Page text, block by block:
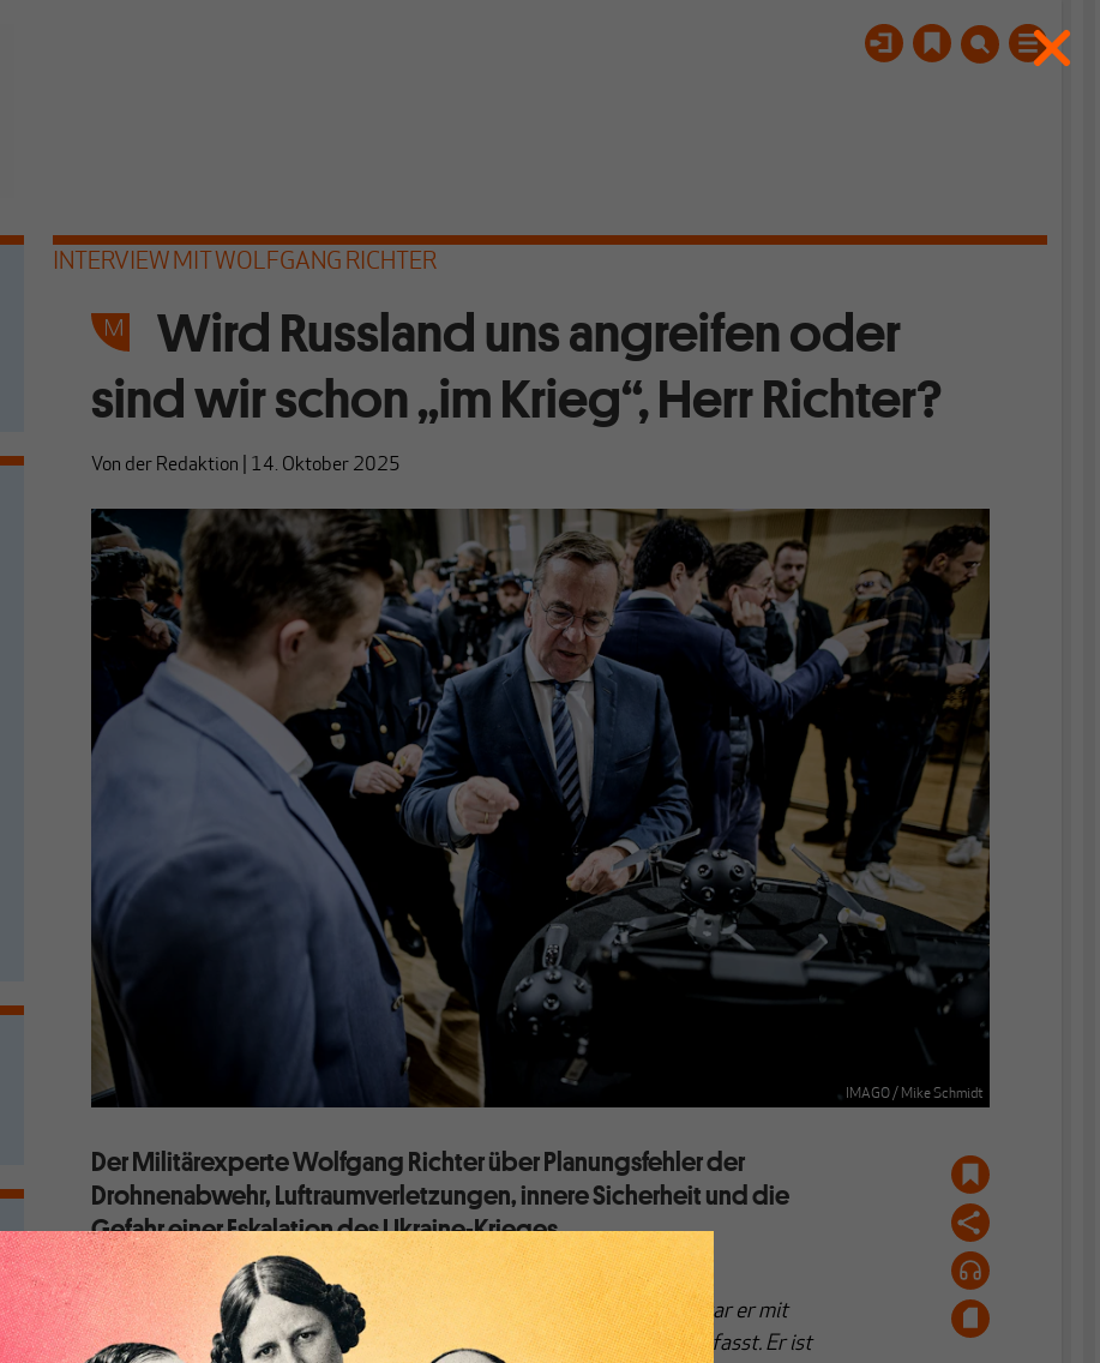
INTERVIEW MIT WOLFGANG RICHTER
Wird Russland uns angreifen oder
sind wir schon „im Krieg“, Herr Richter?
Von der Redaktion 14. Oktober 2025
IMAGO / Mike Schmidt
Der Militärexperte Wolfgang Richter über Planungsfehler der
Drohnenabwehr, Luftraumverletzungen, innere Sicherheit und die
Gefahr einer Eskalation des Ukraine-Krieges.
Wolfgang Richter, Oberst a.D., war viele Jahre lang in verschiedenen,
verantwortlichen Funktionen in der Rüstungskontrolle tätig. Zudem war er mit
der Entwicklung einer europäischen und globalen Friedensordnung befasst. Er ist